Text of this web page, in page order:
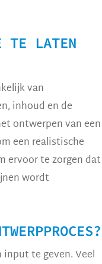
TE LATEN
van
inhoud en de
ontwerpen van een
een realistische
ervoor te zorgen dat
wordt
te geven. Veel